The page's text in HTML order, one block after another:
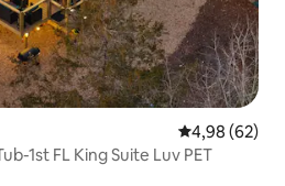
4,98 av 5 i
4,98 (62)
1st FL King Suite Luv PET